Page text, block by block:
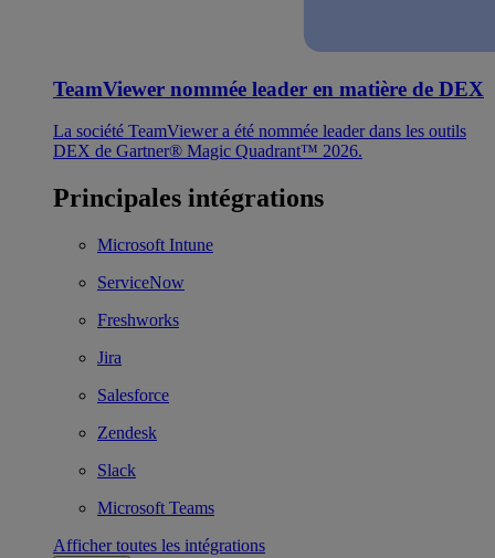
TeamViewer nommée leader en matière de DEX
La société TeamViewer a été nommée leader dans les outils
DEX de Gartner® Magic Quadrant™ 2026.
Principales intégrations
Microsoft Intune
ServiceNow
Freshworks
Jira
Salesforce
Zendesk
Slack
Microsoft Teams
Afficher toutes les intégrations